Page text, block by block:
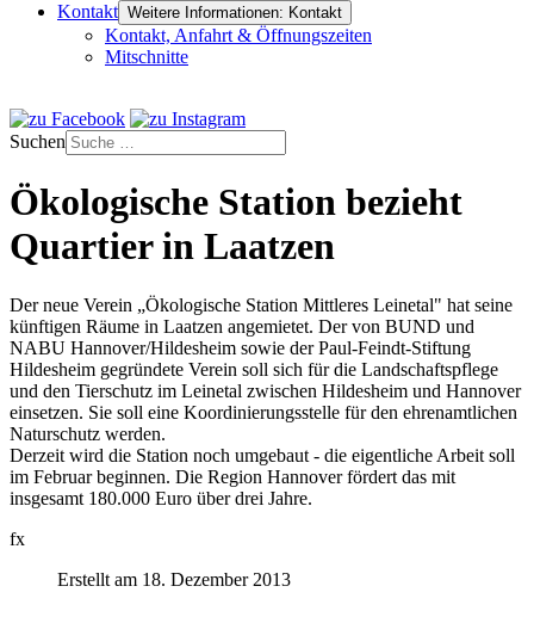
Kontakt Weitere Informationen: Kontakt
Kontakt, Anfahrt & Öffnungszeiten
Mitschnitte
Suchen
Ökologische Station bezieht
Quartier in Laatzen
Der neue Verein „Ökologische Station Mittleres Leinetal" hat seine
künftigen Räume in Laatzen angemietet. Der von BUND und
NABU Hannover/Hildesheim sowie der Paul-Feindt-Stiftung
Hildesheim gegründete Verein soll sich für die Landschaftspflege
und den Tierschutz im Leinetal zwischen Hildesheim und Hannover
einsetzen. Sie soll eine Koordinierungsstelle für den ehrenamtlichen
Naturschutz werden.
Derzeit wird die Station noch umgebaut - die eigentliche Arbeit soll
im Februar beginnen. Die Region Hannover fördert das mit
insgesamt 180.000 Euro über drei Jahre.
fx
Erstellt am 18. Dezember 2013